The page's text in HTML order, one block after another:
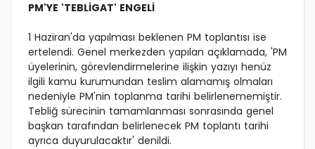
PM'YE 'TEBLİGAT' ENGELİ
1 Haziran'da yapılması beklenen PM toplantısı ise
ertelendi. Genel merkezden yapılan açıklamada, 'PM
üyelerinin, görevlendirmelerine ilişkin yazıyı henüz
ilgili kamu kurumundan teslim alamamış olmaları
nedeniyle PM'nin toplanma tarihi belirlenememiştir.
Tebliğ sürecinin tamamlanması sonrasında genel
başkan tarafından belirlenecek PM toplantı tarihi
ayrıca duyurulacaktır' denildi.